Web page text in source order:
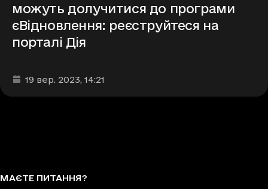
можуть долучитися до програми
єВідновлення: реєструйтеся на
порталі Дія
Дата та час публікації
19 вер. 2023, 14:21
МАЄТЕ ПИТАННЯ?